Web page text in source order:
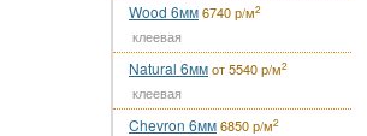
Wood 6мм6740 р/м2
клеевая
Natural 6ммот 5540 р/м2
клеевая
Chevron 6мм6850 р/м2